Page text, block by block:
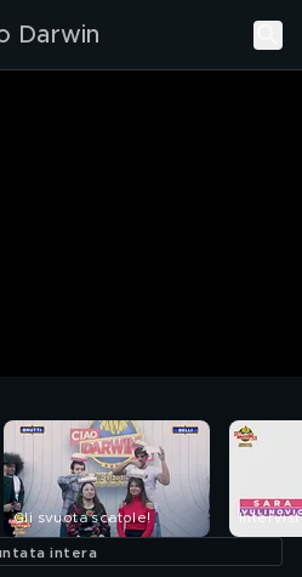
Darwin
Gli svuota scatole!
intera